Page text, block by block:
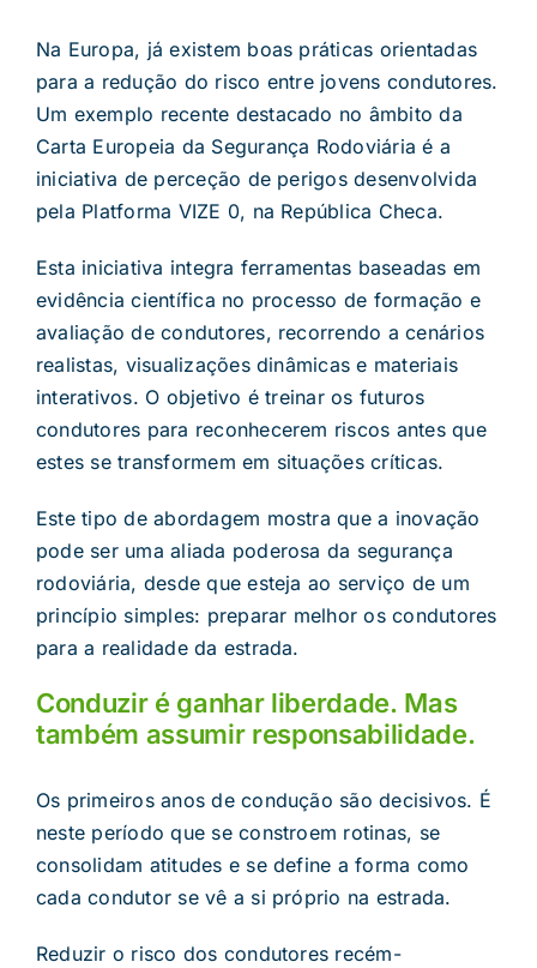
Na Europa, já existem boas práticas orientadas
para a redução do risco entre jovens condutores.
Um exemplo recente destacado no âmbito da
Carta Europeia da Segurança Rodoviária é a
iniciativa de perceção de perigos desenvolvida
pela Platforma VIZE 0, na República Checa.
Esta iniciativa integra ferramentas baseadas em
evidência científica no processo de formação e
avaliação de condutores, recorrendo a cenários
realistas, visualizações dinâmicas e materiais
interativos. O objetivo é treinar os futuros
condutores para reconhecerem riscos antes que
estes se transformem em situações críticas.
Este tipo de abordagem mostra que a inovação
pode ser uma aliada poderosa da segurança
rodoviária, desde que esteja ao serviço de um
princípio simples: preparar melhor os condutores
para a realidade da estrada.
Conduzir é ganhar liberdade. Mas
também assumir responsabilidade.
Os primeiros anos de condução são decisivos. É
neste período que se constroem rotinas, se
consolidam atitudes e se define a forma como
cada condutor se vê a si próprio na estrada.
Reduzir o risco dos condutores recém-